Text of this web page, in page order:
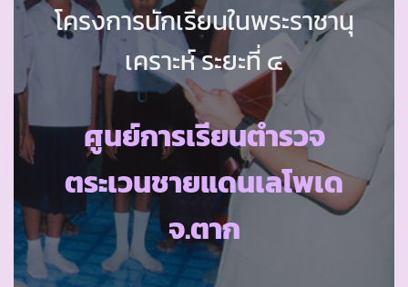
โครงการนักเรียนในพระราชานุ
เคราะห์ ระยะที่ ๔
ศูนย์การเรียนตำรวจ
ตระเวนชายแดนเลโพเด
จ.ตาก